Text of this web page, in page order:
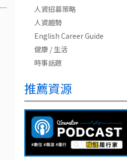
人資招募策略
人資趨勢
English Career Guide
健康 / 生活
時事話題
推薦資源